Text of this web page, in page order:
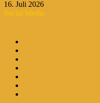
16. Juli 2026
Social Media